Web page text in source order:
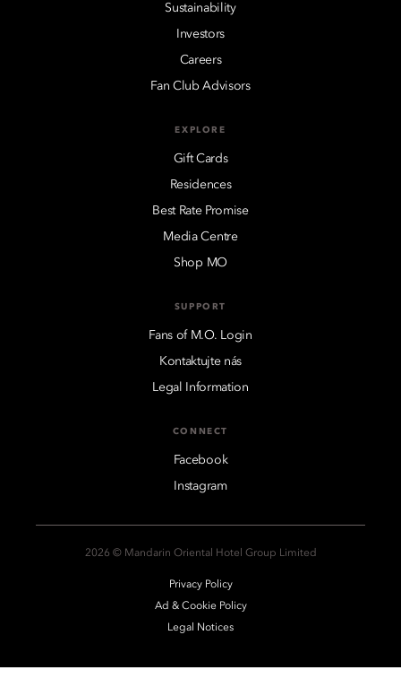
Sustainability
Investors
Careers
Fan Club Advisors
EXPLORE
Gift Cards
Residences
Best Rate Promise
Media Centre
Shop MO
SUPPORT
Fans of M.O. Login
Kontaktujte nás
Legal Information
CONNECT
Facebook
Instagram
2026 © Mandarin Oriental Hotel Group Limited
Privacy Policy
Ad & Cookie Policy
Legal Notices